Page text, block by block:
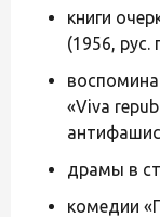
книги
(1956, рус.
«Viva
драмы в
комедии